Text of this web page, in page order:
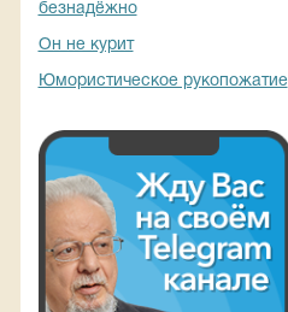
безнадёжно
Он не курит
Юмористическое рукопожатие